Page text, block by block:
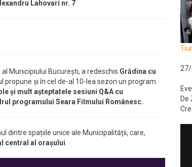
Lahovari nr. 7
Municipiului București, a redeschis Grădina cu
propune și în cel de-al 10-lea sezon un program
și mult așteptatele sesiuni Q&A cu
programului Seara Filmului Românesc.
dintre spațiile unice ale Municipalității, care,
central al orașului.
De